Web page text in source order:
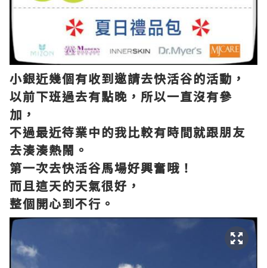
小銀近幾個有收到邀請去快活谷的活動，
以前下班過去有點晚，所以一直沒有參
加，
不過最近待業中的我比較有時間就跟朋友
去湊湊熱鬧。
第一次去快活谷馬場好興奮哦！
而且這天的天氣很好，
整個開心到不行。